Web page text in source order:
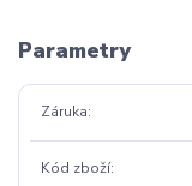
Parametry
Záruka
Kód zboží